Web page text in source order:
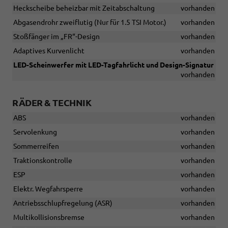
Heckscheibe beheizbar mit Zeitabschaltung
vorhanden
Abgasendrohr zweiflutig (Nur für 1.5 TSI Motor.)
vorhanden
Stoßfänger im „FR“-Design
vorhanden
Adaptives Kurvenlicht
vorhanden
LED-Scheinwerfer mit LED-Tagfahrlicht und Design-Signatur
vorhanden
RÄDER & TECHNIK
ABS
vorhanden
Servolenkung
vorhanden
Sommerreifen
vorhanden
Traktionskontrolle
vorhanden
ESP
vorhanden
Elektr. Wegfahrsperre
vorhanden
Antriebsschlupfregelung (ASR)
vorhanden
Multikollisionsbremse
vorhanden